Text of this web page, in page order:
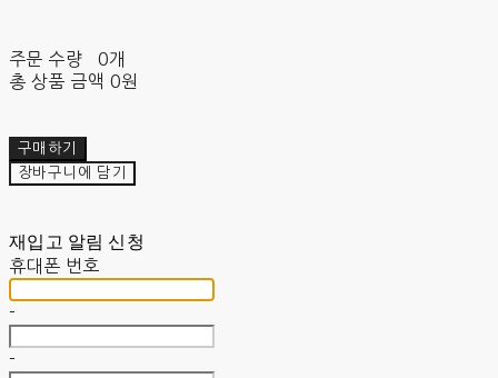
주문 수량
0개
총 상품 금액 0원
구매하기
장바구니에 담기
재입고 알림 신청
휴대폰 번호
-
-